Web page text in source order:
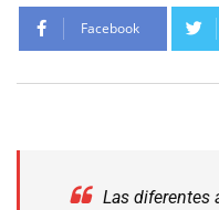
Facebook
Las diferentes